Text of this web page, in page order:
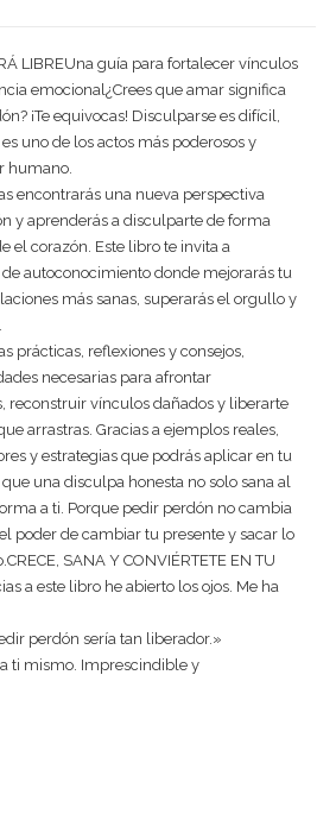
LIBREUna guía para fortalecer vínculos
emocional¿Crees que amar significa
¡Te equivocas! Disculparse es difícil,
uno de los actos más poderosos y
humano.
encontrarás una nueva perspectiva
y aprenderás a disculparte de forma
el corazón. Este libro te invita a
autoconocimiento donde mejorarás tu
más sanas, superarás el orgullo y
prácticas, reflexiones y consejos,
necesarias para afrontar
reconstruir vínculos dañados y liberarte
arrastras. Gracias a ejemplos reales,
y estrategias que podrás aplicar en tu
una disculpa honesta no solo sana al
a ti. Porque pedir perdón no cambia
poder de cambiar tu presente y sacar lo
SANA Y CONVIÉRTETE EN TU
a este libro he abierto los ojos. Me ha
perdón sería tan liberador.»
ti mismo. Imprescindible y